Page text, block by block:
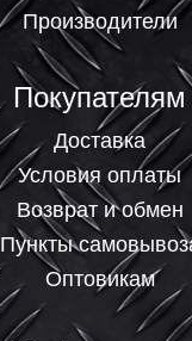
Производители
Покупателям
Доставка
Условия оплаты
Возврат и обмен
Пункты
Оптовикам